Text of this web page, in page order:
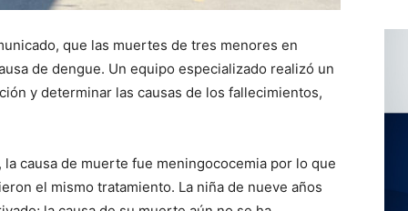
que las muertes de tres menores en
de dengue. Un equipo especializado realizó un
y determinar las causas de los fallecimientos,
causa de muerte fue meningococemia por lo que
el mismo tratamiento. La niña de nueve años